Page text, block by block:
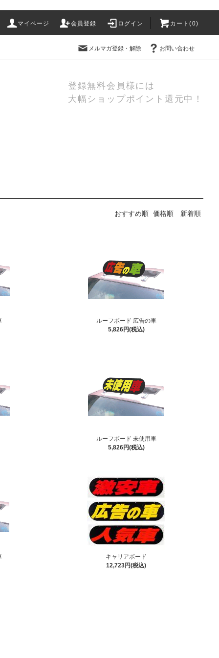
マイページ 会員登録 ログイン カート(0)
メルマガ登録・解除 お問い合わせ
登録無料会員様には
大幅ショップポイント還元中！
おすすめ順 価格順 新着順
ルーフボード 広告の車
5,826円(税込)
ルーフボード 未使用車
5,826円(税込)
キャリアボード
12,723円(税込)